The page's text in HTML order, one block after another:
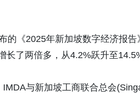
的《2025年新加坡数字经济报
长了两倍多，从4.2%跃升至
与新加坡工商联合总会